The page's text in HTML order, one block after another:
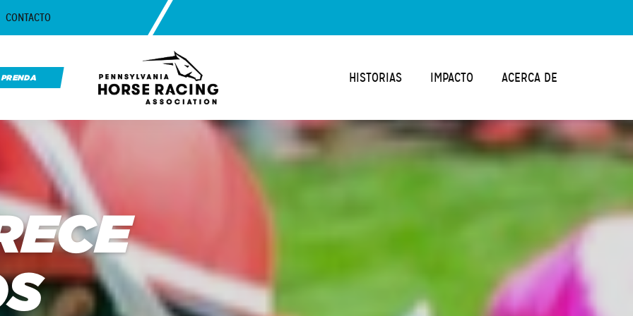
CONTACTO
HISTORIAS IMPACTO ACERCA DE